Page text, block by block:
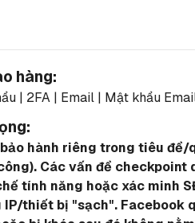
hàng:
| 2FA | Email | Mật khẩu
hành riêng trong tiêu
Các vấn đề
tính năng hoặc xác minh
IP/thiết bị "sạch".